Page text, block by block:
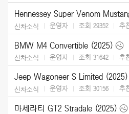
신차소식 운영자 조회 29352 추
BMW M4 Convertible (2025)
신차소식 운영자 조회 31642 추
Jeep Wagoneer S Limited (2025)
신차소식 운영자 조회 30156 추
마세라티 GT2 Stradale (2025)